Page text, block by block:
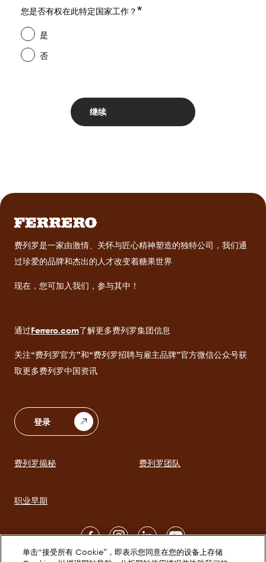
您是否有权在此特定国家工作？
是
否
费列罗是一家由激情、关怀与匠心精神塑造的独特公司，我们通
过珍爱的品牌和杰出的人才改变着糖果世界
现在，您可加入我们，参与其中！
通过Ferrero.com了解更多费列罗集团信息
关注“费列罗官方”和“费列罗招聘与雇主品牌”官方微信公众号获
取更多费列罗中国资讯
登录
Main
费列罗揭秘 费列罗团队
职业早期
channels
单击“接受所有 Cookie”，即表示您同意在您的设备上存储